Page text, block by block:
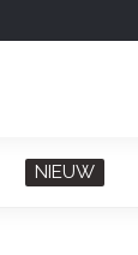
NIEUW